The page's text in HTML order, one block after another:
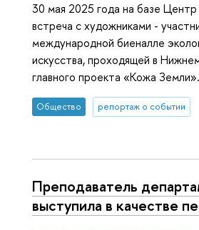
30 мая 2025 года на базе
встреча с художниками -
международной биеналле
искусства, проходящей в
главного проекта «Кожа Земли».
Общество репортаж о событии
Преподаватель
выступила в качестве